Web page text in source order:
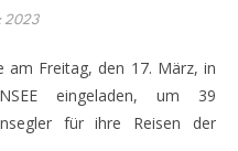
2023
eingeladen, um 39
für ihre Reisen der